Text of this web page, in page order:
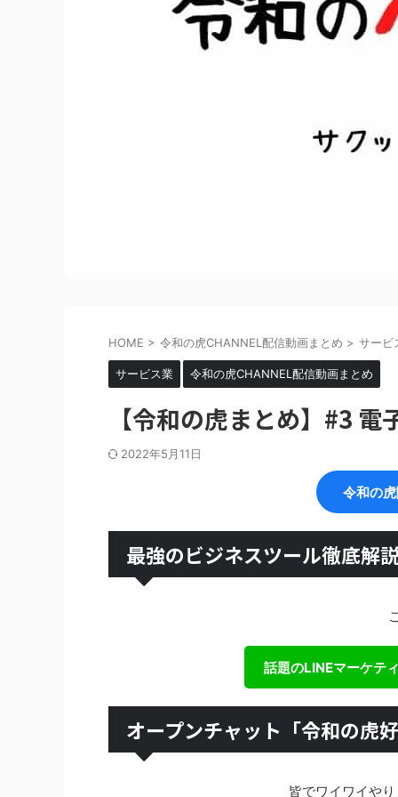
HOME > 令和の虎CHANNEL配信動画まとめ > サービ
サービス業 令和の虎CHANNEL配信動画まとめ
【令和の虎まとめ】#3
2022年5月11日
令和の
最強のビジネスツール徹底解
話題のLINEマーケテ
オープンチャット「令和の虎
皆でワイワイや